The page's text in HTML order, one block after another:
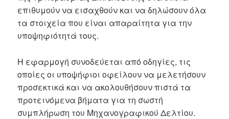
επιθυμούν να εισαχθούν και να δηλώσουν όλα
τα στοιχεία που είναι απαραίτητα για την
υποψηφιότητά τους.
Η εφαρμογή συνοδεύεται από οδηγίες, τις
οποίες οι υποψήφιοι οφείλουν να μελετήσουν
προσεκτικά και να ακολουθήσουν πιστά τα
προτεινόμενα βήματα για τη σωστή
συμπλήρωση του Μηχανογραφικού Δελτίου.